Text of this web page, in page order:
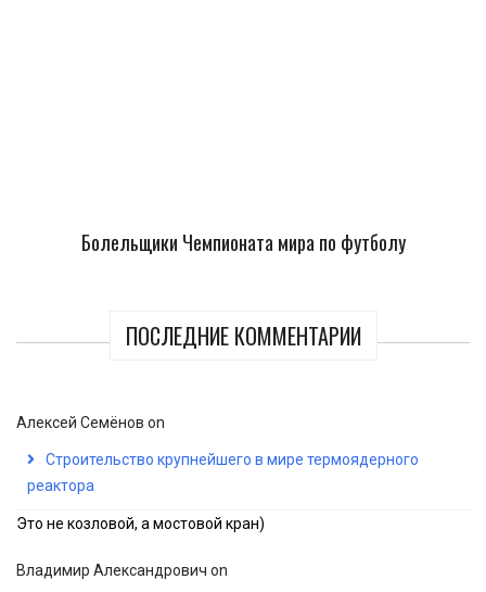
Болельщики Чемпионата мира по футболу
ПОСЛЕДНИЕ КОММЕНТАРИИ
Алексей Семёнов on
Строительство крупнейшего в мире термоядерного
реактора
Это не козловой, а мостовой кран)
Владимир Александрович on